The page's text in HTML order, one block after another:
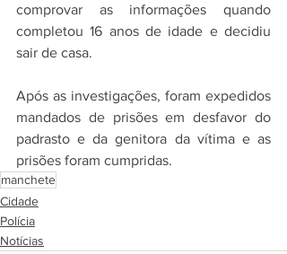
comprovar as informações quando
completou 16 anos de idade e decidiu
sair de casa.
Após as investigações, foram expedidos
mandados de prisões em desfavor do
padrasto e da genitora da vítima e as
prisões foram cumpridas.
manchete
Cidade
Polícia
Notícias